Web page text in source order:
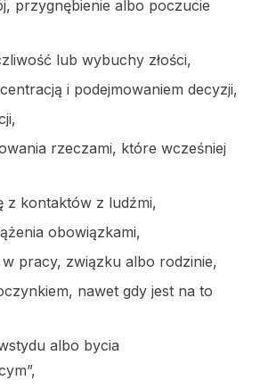
przygnębienie albo poczucie
lub wybuchy złości,
i podejmowaniem decyzji,
rzeczami, które wcześniej
z kontaktów z ludźmi,
obowiązkami,
pracy, związku albo rodzinie,
nawet gdy jest na to
albo bycia